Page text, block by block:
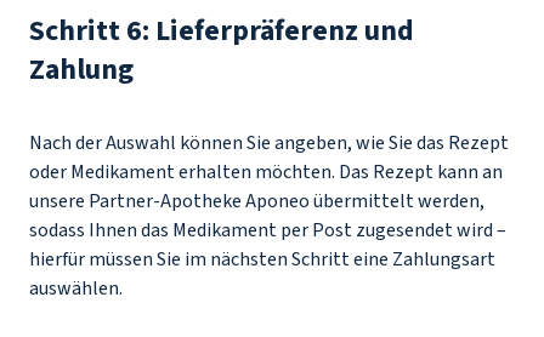
Schritt 6: Lieferpräferenz und
Zahlung
Nach der Auswahl können Sie angeben, wie Sie das Rezept
oder Medikament erhalten möchten. Das Rezept kann an
unsere Partner-Apotheke Aponeo übermittelt werden,
sodass Ihnen das Medikament per Post zugesendet wird –
hierfür müssen Sie im nächsten Schritt eine Zahlungsart
auswählen.